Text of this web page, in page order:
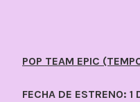
POP TEAM EPIC
FECHA DE ESTRENO: 1